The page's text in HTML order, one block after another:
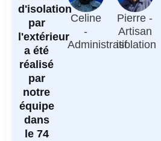
d'isolation
par
l'extérieur
a été
réalisé
par
notre
équipe
dans
le 74
Celine
-
Administratif
Pierre -
Artisan
isolation